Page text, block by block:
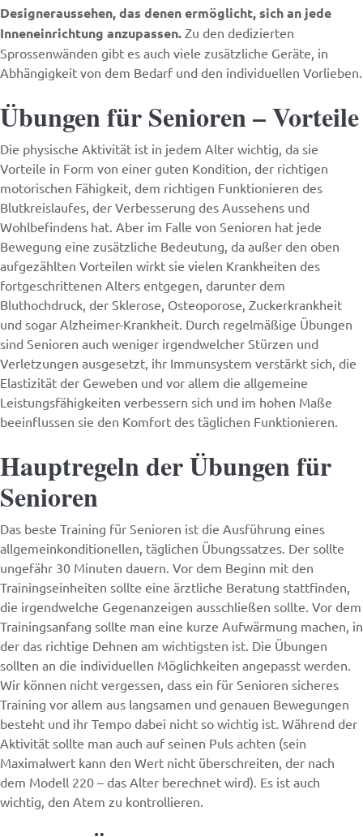
Designeraussehen, das denen ermöglicht, sich an jede
Inneneinrichtung anzupassen. Zu den dedizierten
Sprossenwänden gibt es auch viele zusätzliche Geräte, in
Abhängigkeit von dem Bedarf und den individuellen Vorlieben.
Übungen für Senioren – Vorteile
Die physische Aktivität ist in jedem Alter wichtig, da sie
Vorteile in Form von einer guten Kondition, der richtigen
motorischen Fähigkeit, dem richtigen Funktionieren des
Blutkreislaufes, der Verbesserung des Aussehens und
Wohlbefindens hat. Aber im Falle von Senioren hat jede
Bewegung eine zusätzliche Bedeutung, da außer den oben
aufgezählten Vorteilen wirkt sie vielen Krankheiten des
fortgeschrittenen Alters entgegen, darunter dem
Bluthochdruck, der Sklerose, Osteoporose, Zuckerkrankheit
und sogar Alzheimer-Krankheit. Durch regelmäßige Übungen
sind Senioren auch weniger irgendwelcher Stürzen und
Verletzungen ausgesetzt, ihr Immunsystem verstärkt sich, die
Elastizität der Geweben und vor allem die allgemeine
Leistungsfähigkeiten verbessern sich und im hohen Maße
beeinflussen sie den Komfort des täglichen Funktionieren.
Hauptregeln der Übungen für
Senioren
Das beste Training für Senioren ist die Ausführung eines
allgemeinkonditionellen, täglichen Übungssatzes. Der sollte
ungefähr 30 Minuten dauern. Vor dem Beginn mit den
Trainingseinheiten sollte eine ärztliche Beratung stattfinden,
die irgendwelche Gegenanzeigen ausschließen sollte. Vor dem
Trainingsanfang sollte man eine kurze Aufwärmung machen, in
der das richtige Dehnen am wichtigsten ist. Die Übungen
sollten an die individuellen Möglichkeiten angepasst werden.
Wir können nicht vergessen, dass ein für Senioren sicheres
Training vor allem aus langsamen und genauen Bewegungen
besteht und ihr Tempo dabei nicht so wichtig ist. Während der
Aktivität sollte man auch auf seinen Puls achten (sein
Maximalwert kann den Wert nicht überschreiten, der nach
dem Modell 220 – das Alter berechnet wird). Es ist auch
wichtig, den Atem zu kontrollieren.